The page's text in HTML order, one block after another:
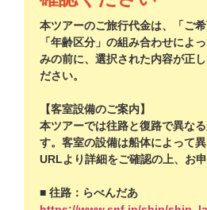
本ツアーのご旅行代金は、「ご
「年齢区分」の組み合わせによ
みの前に、選択された内容が正
ださい。
【客室設備のご案内】
本ツアーでは往路と復路で異な
す。客室の設備は船体によって
URLより詳細をご確認の上、お申
■ 往路：らべんだあ